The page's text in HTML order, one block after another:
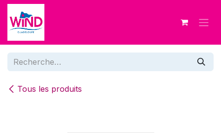
Se rendre au contenu
Tous les produits